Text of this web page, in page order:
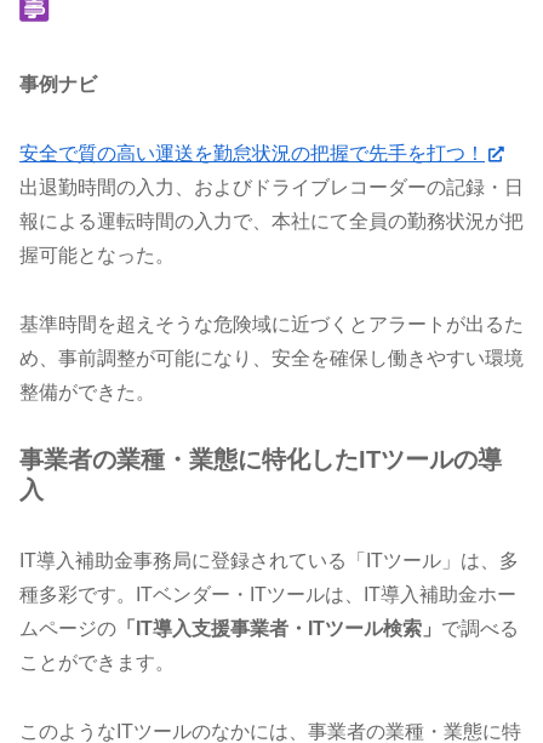
事例ナビ
安全で質の高い運送を勤怠状況の把握で先手を打つ！
出退勤時間の入力、およびドライブレコーダーの記録・日
報による運転時間の入力で、本社にて全員の勤務状況が把
握可能となった。
基準時間を超えそうな危険域に近づくとアラートが出るた
め、事前調整が可能になり、安全を確保し働きやすい環境
整備ができた。
事業者の業種・業態に特化したITツールの導
入
IT導入補助金事務局に登録されている「ITツール」は、多
種多彩です。ITベンダー・ITツールは、IT導入補助金ホー
ムページの 「IT導入支援事業者・ITツール検索」 で調べる
ことができます。
このようなITツールのなかには、事業者の業種・業態に特